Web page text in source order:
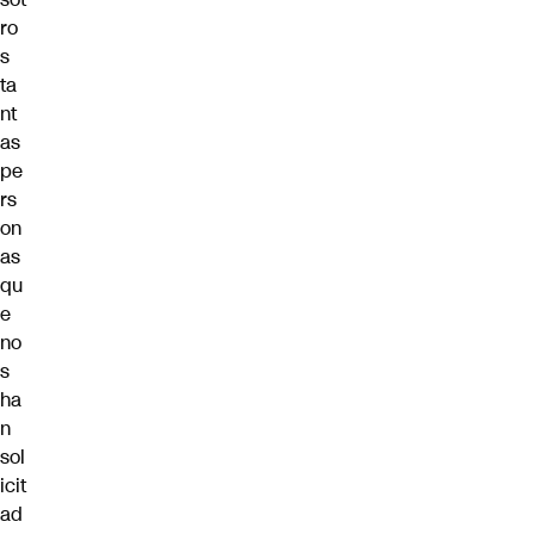
ro
s
ta
nt
as
pe
rs
on
as
qu
e
no
s
ha
n
sol
icit
ad